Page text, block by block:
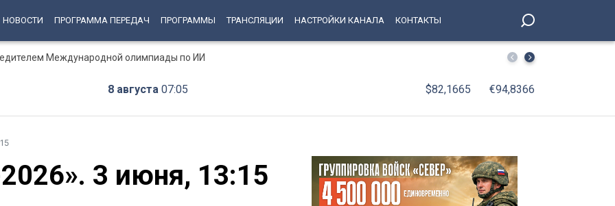
НОВОСТИ ПРОГРАММА ПЕРЕДАЧ ПРОГРАММЫ ТРАНСЛЯЦИИ НАСТРОЙКИ КАНАЛА КОНТАКТЫ
Международной олимпиады по ИИ С января по июнь 2026 года оборот организаций
8 августа 07:05 $82,1665 €94,8366
3 июня, 13:15